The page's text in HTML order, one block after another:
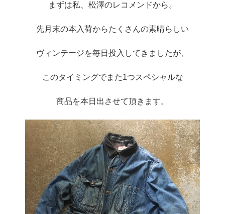
まずは私、松澤のレコメンドから。
先月末の本入荷からたくさんの素晴らしい
ヴィンテージを毎日投入してきましたが、
このタイミングでまた1つスペシャルな
商品を本日出させて頂きます。